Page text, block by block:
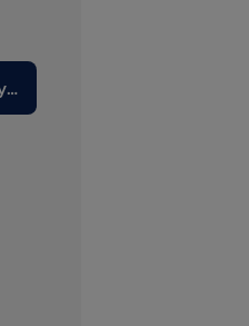
Запишитесь на прием к сервисному технику здесь